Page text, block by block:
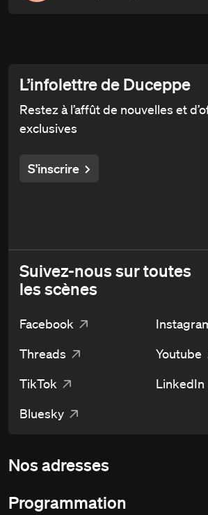
L’infolettre de Duceppe
Restez à l’affût de nouvelles et
exclusives
S'inscrire
Suivez-nous sur toutes
les scènes
Facebook
Threads
Youtube
TikTok
LinkedIn
Bluesky
Nos adresses
Programmation